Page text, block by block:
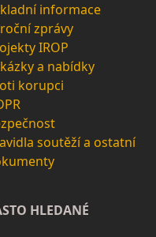
informace
zprávy
IROP
a nabídky
korupci
soutěží a ostatní
HLEDANÉ